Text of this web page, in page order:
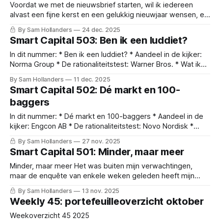
Voordat we met de nieuwsbrief starten, wil ik iedereen
alvast een fijne kerst en een gelukkig nieuwjaar wensen, en
natuurlijk een goede gezondheid, veel liefde, geluk en een
mooi rendement voor 2026. In dit nummer: * Lessen uit
2025 * Meerwaardebelastingberekenen.be *
Marktoverzicht: waar staan we vandaag? * Aandeel in de
kijker: Scottish
By Sam Hollanders 24 dec. 2025
Smart Capital 503: Ben ik een luddiet?
In dit nummer: * Ben ik een luddiet? * Aandeel in de kijker:
Norma Group * De rationaliteitstest: Warner Bros. * Wat ik
Verdubbel Portefeuille update Ben ik een luddiet? Onlangs
werd ik in een discussie over AI en techbedrijven, en dan
vooral hun waardering, een
By Sam Hollanders 11 dec. 2025
Smart Capital 502: Dé markt en 100-
baggers
In dit nummer: * Dé markt en 100-baggers * Aandeel in de
kijker: Engcon AB * De rationaliteitstest: Novo Nordisk *
Verdubbel Portefeuille update * Wat ik de afgelopen weken
las * Nieuws van onze bedrijven Dé markt en 100-baggers
De Markt Waarom trek ik me als waardebelegger aan wat
de markt doet? Je
By Sam Hollanders 27 nov. 2025
Smart Capital 501: Minder, maar meer
Minder, maar meer Het was buiten mijn verwachtingen,
maar de enquête van enkele weken geleden heeft mijn
visie op Smart Capital grondig veranderd. Ik had het gevoel
dat nieuws, nu het vaak instant beschikbaar is, ook zo
verlangd zou worden van de berichten over onze bedrijven.
Dat uit de enquête
By Sam Hollanders 13 nov. 2025
Weekly 45: portefeuilleoverzicht oktober
Weekoverzicht 45 2025